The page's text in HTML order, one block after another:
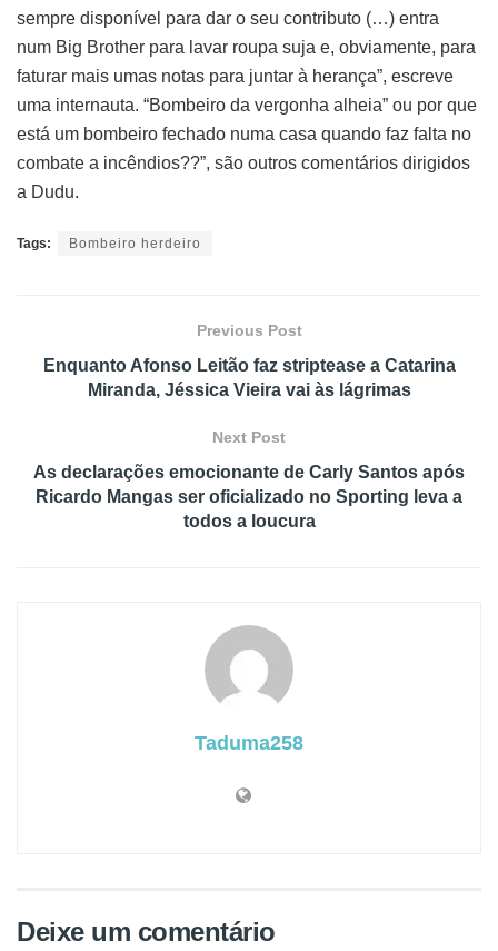
sempre disponível para dar o seu contributo (…) entra
num Big Brother para lavar roupa suja e, obviamente, para
faturar mais umas notas para juntar à herança”, escreve
uma internauta. “Bombeiro da vergonha alheia” ou por que
está um bombeiro fechado numa casa quando faz falta no
combate a incêndios??”, são outros comentários dirigidos
a Dudu.
Tags: Bombeiro herdeiro
Previous Post
Enquanto Afonso Leitão faz striptease a Catarina
Miranda, Jéssica Vieira vai às lágrimas
Next Post
As declarações emocionante de Carly Santos após
Ricardo Mangas ser oficializado no Sporting leva a
todos a loucura
Taduma258
Deixe um comentário